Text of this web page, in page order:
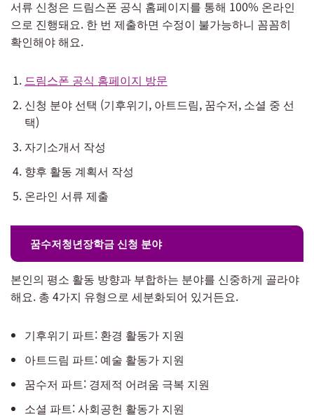
서류 신청은 드림스폰 공식 홈페이지를 통해 100% 온라인
으로 진행돼요. 한 번 제출하면 수정이 불가능하니 꼼꼼히
확인해야 해요.
드림스폰 공식 홈페이지 방문
신청 분야 선택 (기후위기, 아트드림, 꿈수저, 소셜 중 선
택)
자기소개서 작성
향후 활동 계획서 작성
온라인 서류 제출
꿈수저청년장학금 신청 분야
본인의 평소 활동 방향과 부합하는 분야를 신중하게 골라야
해요. 총 4가지 유형으로 세분화되어 있거든요.
기후위기 파트: 환경 활동가 지원
아트드림 파트: 예술 활동가 지원
꿈수저 파트: 경제적 어려움 극복 지원
소셜 파트: 사회공헌 활동가 지원